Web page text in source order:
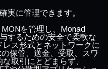
実に管理できます。
を管理し、Monad
するための安全で柔軟な
ス形式とネットワークに
保管、送金、受取、スワ
取引にとどまらず、